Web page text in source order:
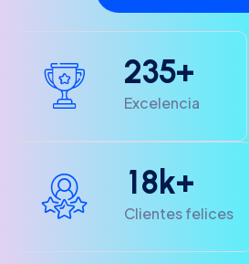
235+
Excelencia
18k+
Clientes felices